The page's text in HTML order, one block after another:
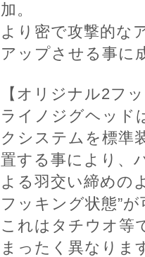
加。
より密で攻撃的な
アップさせる事に
【オリジナル2フ
ライノジグヘッド
クシステムを標準
置する事により、
よる羽交い締めの
フッキング状態”
これはタチウオ等
まったく異なりま